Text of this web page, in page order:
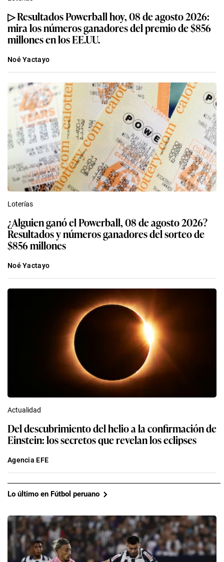
▷ Resultados Powerball hoy, 08 de agosto 2026:
mira los números ganadores del premio de $856
millones en los EE.UU.
Noé Yactayo
Loterías
¿Alguien ganó el Powerball, 08 de agosto 2026?
Resultados y números ganadores del sorteo de
$856 millones
Noé Yactayo
Actualidad
Del descubrimiento del helio a la confirmación de
Einstein: los secretos que revelan los eclipses
Agencia EFE
Lo último en Fútbol peruano